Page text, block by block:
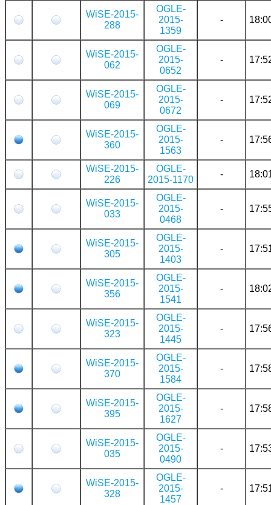
WiSE-2015-
288
OGLE-
2015-
1359
-
WiSE-2015-
062
OGLE-
2015-
0652
-
WiSE-2015-
069
OGLE-
2015-
0672
-
WiSE-2015-
360
OGLE-
2015-
1563
-
WiSE-2015-
226
OGLE-
2015-1170
-
WiSE-2015-
033
OGLE-
2015-
0468
-
WiSE-2015-
305
OGLE-
2015-
1403
-
WiSE-2015-
356
OGLE-
2015-
1541
-
WiSE-2015-
323
OGLE-
2015-
1445
-
WiSE-2015-
370
OGLE-
2015-
1584
-
WiSE-2015-
395
OGLE-
2015-
1627
-
WiSE-2015-
035
OGLE-
2015-
0490
-
WiSE-2015-
328
OGLE-
2015-
1457
-